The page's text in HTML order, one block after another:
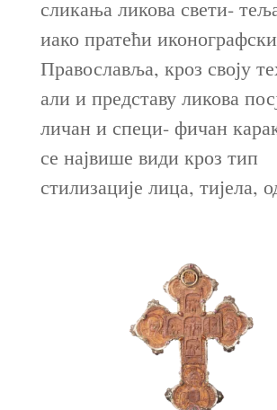
сликања ликова свети-
иако пратећи
Православља, кроз своју
али и представу ликова
личан и специ- фичан
се највише види кроз тип
стилизације лица, тијела,